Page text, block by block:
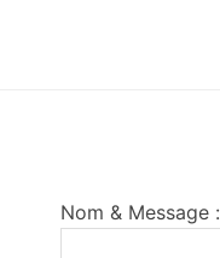
Nom & Message :